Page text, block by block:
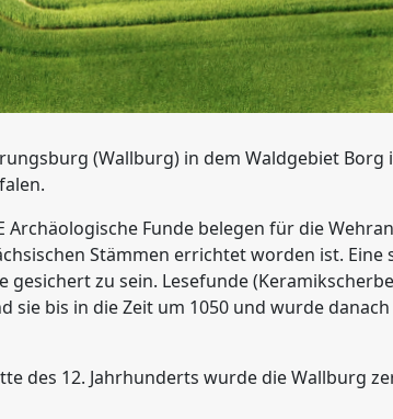
(Wallburg) in dem Waldgebiet Borg
Funde belegen für die
Stämmen errichtet worden ist. Eine
zu sein. Lesefunde
bis in die Zeit um 1050 und wurde
des 12. Jahrhunderts wurde die Wallburg